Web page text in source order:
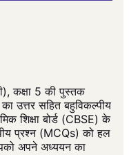
कक्षा 5 की पुस्तक
उत्तर सहित बहुविकल्पीय
शिक्षा बोर्ड (CBSE) के
प्रश्न (MCQs) को हल
अपने अध्ययन का